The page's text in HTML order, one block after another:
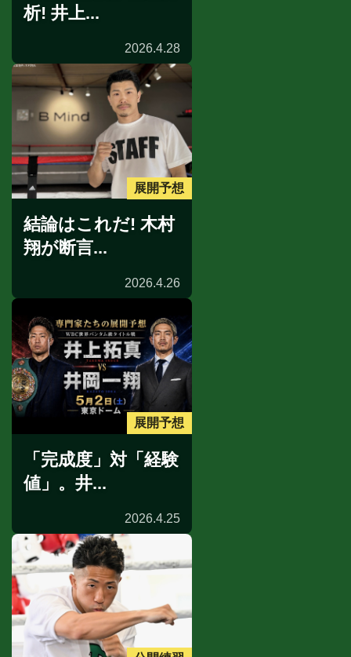
析! 井上...
2026.4.28
展開予想
結論はこれだ! 木村
翔が断言...
2026.4.26
展開予想
「完成度」対「経験
値」。井...
2026.4.25